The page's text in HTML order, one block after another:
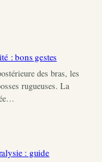
: bons gestes
des bras, les
rugueuses. La
: guide